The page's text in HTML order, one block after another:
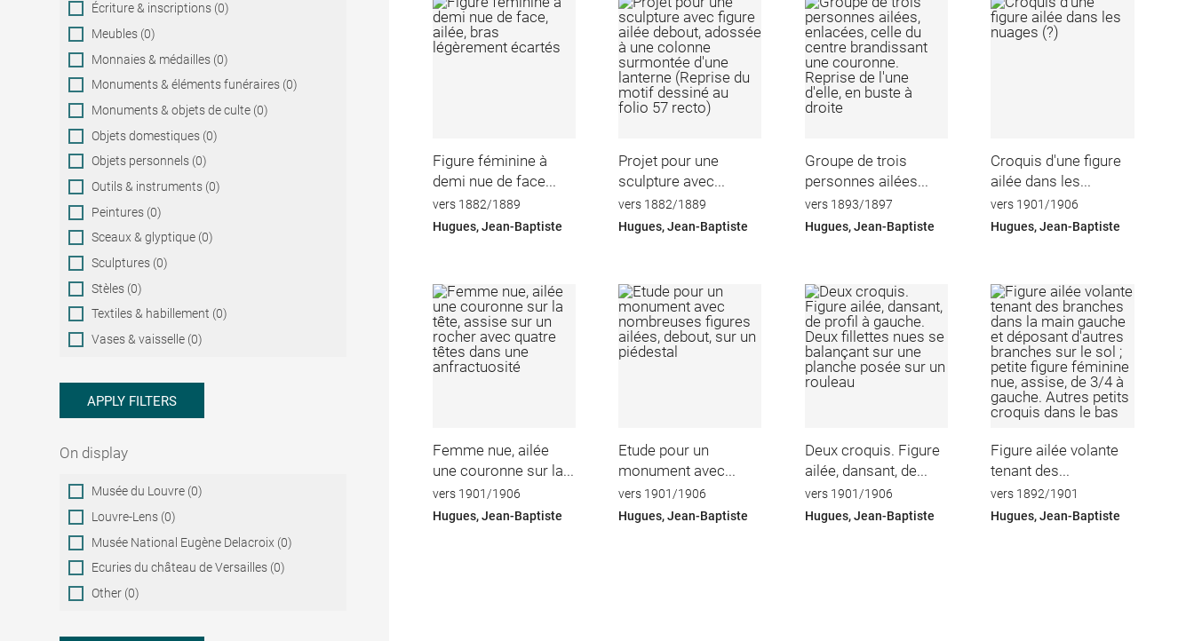
Écriture & inscriptions (0)
Meubles (0)
Monnaies & médailles (0)
Monuments & éléments funéraires (0)
Monuments & objets de culte (0)
Objets domestiques (0)
Objets personnels (0)
Outils & instruments (0)
Peintures (0)
Sceaux & glyptique (0)
Sculptures (0)
Stèles (0)
Textiles & habillement (0)
Vases & vaisselle (0)
APPLY FILTERS
On display
On
display
Musée du Louvre (0)
Louvre-Lens (0)
Musée National Eugène Delacroix (0)
Ecuries du château de Versailles (0)
Other (0)
Figure féminine à
demi nue de face...
vers 1882/1889
Hugues, Jean-Baptiste
Projet pour une
sculpture avec...
vers 1882/1889
Hugues, Jean-Baptiste
Groupe de trois
personnes ailées...
vers 1893/1897
Hugues, Jean-Baptiste
Croquis d'une figure
ailée dans les...
vers 1901/1906
Hugues, Jean-Baptiste
Femme nue, ailée
une couronne sur la...
vers 1901/1906
Hugues, Jean-Baptiste
Etude pour un
monument avec...
vers 1901/1906
Hugues, Jean-Baptiste
Deux croquis. Figure
ailée, dansant, de...
vers 1901/1906
Hugues, Jean-Baptiste
Figure ailée volante
tenant des...
vers 1892/1901
Hugues, Jean-Baptiste